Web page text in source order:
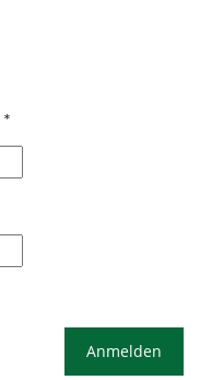
*
Anmelden